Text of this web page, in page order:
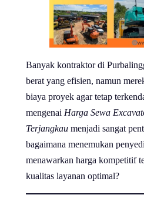
Banyak kontraktor di
berat yang efisien, namun
biaya proyek agar tetap
mengenai Harga Sewa
Terjangkau menjadi sangat
bagaimana menemukan
menawarkan harga kompetitif
kualitas layanan optimal?